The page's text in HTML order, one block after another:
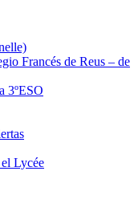
Francés de Reus – de
3ºESO
Lycée